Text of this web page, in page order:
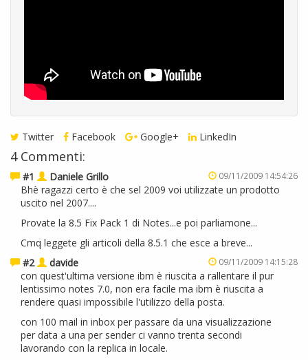
Twitter Facebook Google+ LinkedIn
4 Commenti:
#1 Daniele Grillo 09/11/2009 14:54:26
Bhè ragazzi certo è che sel 2009 voi utilizzate un prodotto
uscito nel 2007....
Provate la 8.5 Fix Pack 1 di Notes...e poi parliamone...
Cmq leggete gli articoli della 8.5.1 che esce a breve...
#2
davide 09/11/2009 14:15:28
con quest'ultima versione ibm è riuscita a rallentare il pur
lentissimo notes 7.0, non era facile ma ibm è riuscita a
rendere quasi impossibile l'utilizzo della posta.
con 100 mail in inbox per passare da una visualizzazione
per data a una per sender ci vanno trenta secondi
lavorando con la replica in locale.